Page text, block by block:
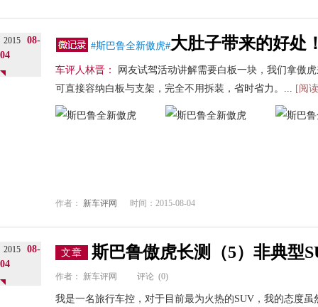
2015
08-
04
#斯巴鲁全新傲虎#大肚子带来的好处
车评人林晋：
网友试驾活动讲解需要白板一块，我们拿傲
可直接容纳白板与支架，完全不用拆装，省时省力。... [阅
作者： 新车评网 时间：2015-08-04
2015
08-
04
文章 斯巴鲁傲虎长测（5）非典型
作者： 新车评网 评论 (0)
我是一名旅行车控，对于目前最为火热的SUV，我的态度